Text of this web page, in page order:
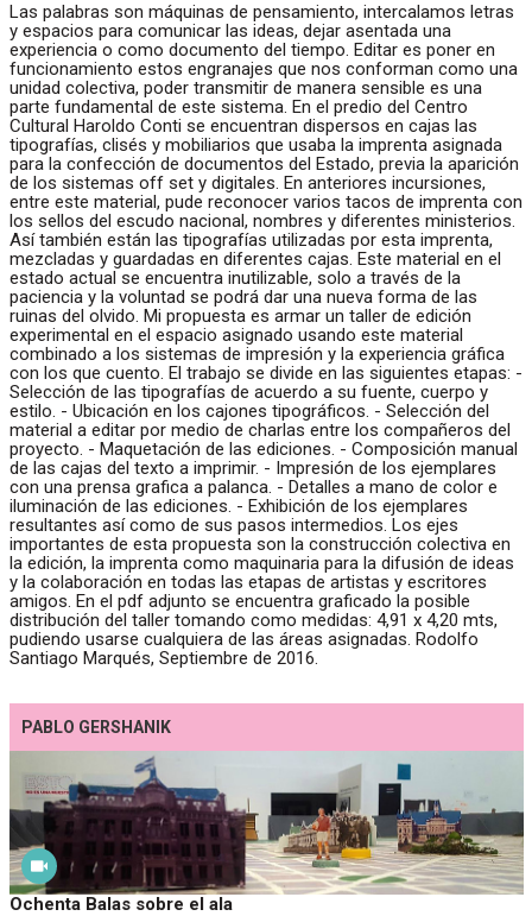
Las palabras son máquinas de pensamiento, intercalamos letras
y espacios para comunicar las ideas, dejar asentada una
experiencia o como documento del tiempo. Editar es poner en
funcionamiento estos engranajes que nos conforman como una
unidad colectiva, poder transmitir de manera sensible es una
parte fundamental de este sistema. En el predio del Centro
Cultural Haroldo Conti se encuentran dispersos en cajas las
tipografías, clisés y mobiliarios que usaba la imprenta asignada
para la confección de documentos del Estado, previa la aparición
de los sistemas off set y digitales. En anteriores incursiones,
entre este material, pude reconocer varios tacos de imprenta con
los sellos del escudo nacional, nombres y diferentes ministerios.
Así también están las tipografías utilizadas por esta imprenta,
mezcladas y guardadas en diferentes cajas. Este material en el
estado actual se encuentra inutilizable, solo a través de la
paciencia y la voluntad se podrá dar una nueva forma de las
ruinas del olvido. Mi propuesta es armar un taller de edición
experimental en el espacio asignado usando este material
combinado a los sistemas de impresión y la experiencia gráfica
con los que cuento. El trabajo se divide en las siguientes etapas: -
Selección de las tipografías de acuerdo a su fuente, cuerpo y
estilo. - Ubicación en los cajones tipográficos. - Selección del
material a editar por medio de charlas entre los compañeros del
proyecto. - Maquetación de las ediciones. - Composición manual
de las cajas del texto a imprimir. - Impresión de los ejemplares
con una prensa grafica a palanca. - Detalles a mano de color e
iluminación de las ediciones. - Exhibición de los ejemplares
resultantes así como de sus pasos intermedios. Los ejes
importantes de esta propuesta son la construcción colectiva en
la edición, la imprenta como maquinaria para la difusión de ideas
y la colaboración en todas las etapas de artistas y escritores
amigos. En el pdf adjunto se encuentra graficado la posible
distribución del taller tomando como medidas: 4,91 x 4,20 mts,
pudiendo usarse cualquiera de las áreas asignadas. Rodolfo
Santiago Marqués, Septiembre de 2016.
PABLO GERSHANIK
Ochenta Balas sobre el ala